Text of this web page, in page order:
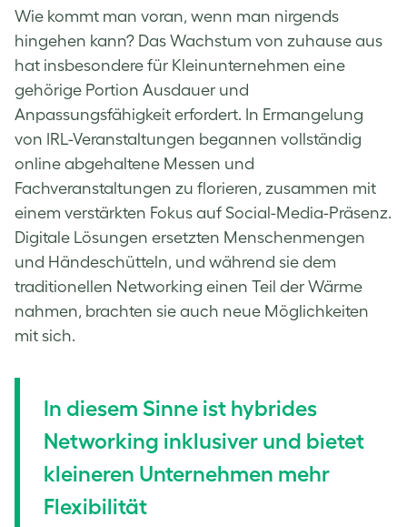
Wie kommt man voran, wenn man nirgends
hingehen kann? Das Wachstum von zuhause aus
hat insbesondere für Kleinunternehmen eine
gehörige Portion Ausdauer und
Anpassungsfähigkeit erfordert. In Ermangelung
von IRL-Veranstaltungen begannen vollständig
online abgehaltene Messen und
Fachveranstaltungen zu florieren, zusammen mit
einem verstärkten Fokus auf Social-Media-Präsenz.
Digitale Lösungen ersetzten Menschenmengen
und Händeschütteln, und während sie dem
traditionellen Networking einen Teil der Wärme
nahmen, brachten sie auch neue Möglichkeiten
mit sich.
In diesem Sinne ist hybrides
Networking inklusiver und bietet
kleineren Unternehmen mehr
Flexibilität